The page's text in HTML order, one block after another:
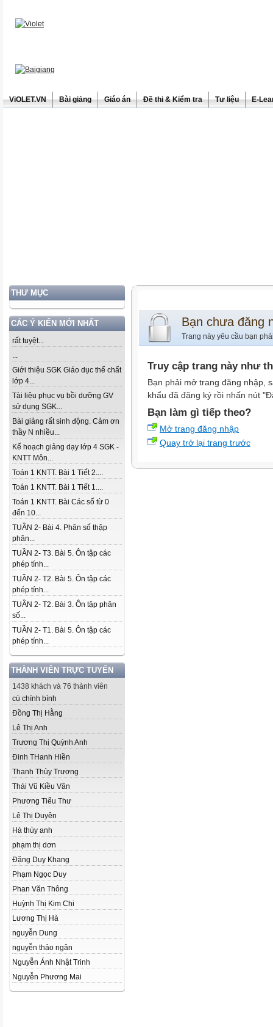
ViOLET.VN Bài giảng Giáo án Đề thi & Kiểm tra Tư liệu E-
THƯ MỤC
CÁC Ý KIẾN MỚI NHẤT
rất tuyệt...
...
Giới thiệu SGK Giáo dục thể chất
lớp 4...
Tài liệu phục vụ bồi dưỡng GV
sử dụng SGK...
Bài giảng rất sinh động. Cảm ơn
thầy N nhiều...
Kế hoạch giảng dạy lớp 4 SGK -
KNTT Môn...
Toán 1 KNTT. Bài 1 Tiết 2....
Toán 1 KNTT. Bài 1 Tiết 1....
Toán 1 KNTT. Bài Các số từ 0
đến 10...
TUẦN 2- Bài 4. Phân số thập
phân...
TUẦN 2- T3. Bài 5. Ôn tập các
phép tính...
TUẦN 2- T2. Bài 5. Ôn tập các
phép tính...
TUẦN 2- T2. Bài 3. Ôn tập phân
số...
TUẦN 2- T1. Bài 5. Ôn tập các
phép tính...
THÀNH VIÊN TRỰC TUYẾN
1438 khách và 76 thành viên
cù chính bình
Đồng Thị Hằng
Lê Thị Anh
Trương Thị Quỳnh Anh
Đinh THanh Hiền
Thanh Thùy Trương
Thái Vũ Kiều Vân
Phương Tiểu Thư
Lê Thị Duyên
Hà thùy anh
phạm thị dơn
Đặng Duy Khang
Phạm Ngọc Duy
Phan Văn Thông
Huỳnh Thị Kim Chi
Lương Thị Hà
nguyễn Dung
nguyễn thảo ngân
Nguyễn Ánh Nhật Trinh
Nguyễn Phương Mai
Bạn chưa đăng
Trang này yêu cầu bạn
Truy cập trang này như
Bạn phải mở trang đăng nhập,
khẩu đã đăng ký rồi nhấn nút
Bạn làm gì tiếp theo?
Mở trang đăng nhập
Quay trở lại trang trước